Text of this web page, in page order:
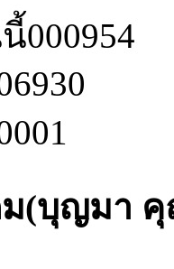
000954
ม(บุญมา